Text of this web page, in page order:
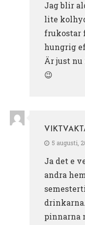
Jag blir
lite
frukostar
hungrig
Är just nu
😉
5 augusti,
Ja det e
andra
pinnarna